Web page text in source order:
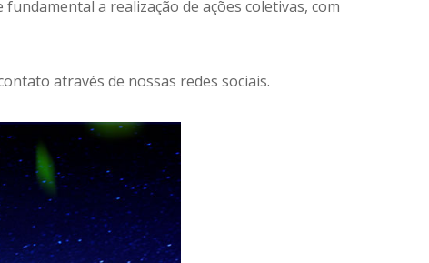
a realização de ações coletivas, com
através de nossas redes sociais.